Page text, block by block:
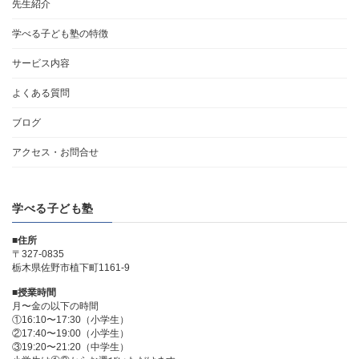
先生紹介
学べる子ども塾の特徴
サービス内容
よくある質問
ブログ
アクセス・お問合せ
学べる子ども塾
■住所
〒327-0835
栃木県佐野市植下町1161-9
■授業時間
月〜金の以下の時間
①16:10〜17:30（小学生）
②17:40〜19:00（小学生）
③19:20〜21:20（中学生）